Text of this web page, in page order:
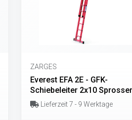
ZARGES
Everest EFA 2E - GFK-
Schiebeleiter 2x10
Lieferzeit 7 - 9 Werktage